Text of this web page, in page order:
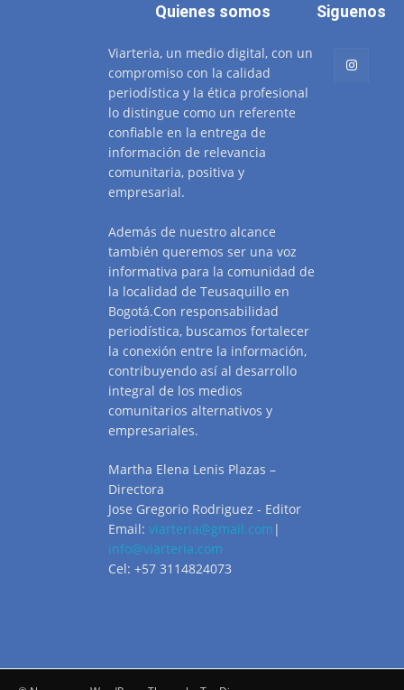
Quienes somos
Viarteria, un medio digital, con un
compromiso con la calidad
periodística y la ética profesional
lo distingue como un referente
confiable en la entrega de
información de relevancia
comunitaria, positiva y
empresarial.
Además de nuestro alcance
también queremos ser una voz
informativa para la comunidad de
la localidad de Teusaquillo en
Bogotá.Con responsabilidad
periodística, buscamos fortalecer
la conexión entre la información,
contribuyendo así al desarrollo
integral de los medios
comunitarios alternativos y
empresariales.
Martha Elena Lenis Plazas –
Directora
Jose Gregorio Rodriguez - Editor
Email: viarteria@gmail.com |
info@viarteria.com
Cel: +57 3114824073
Siguenos